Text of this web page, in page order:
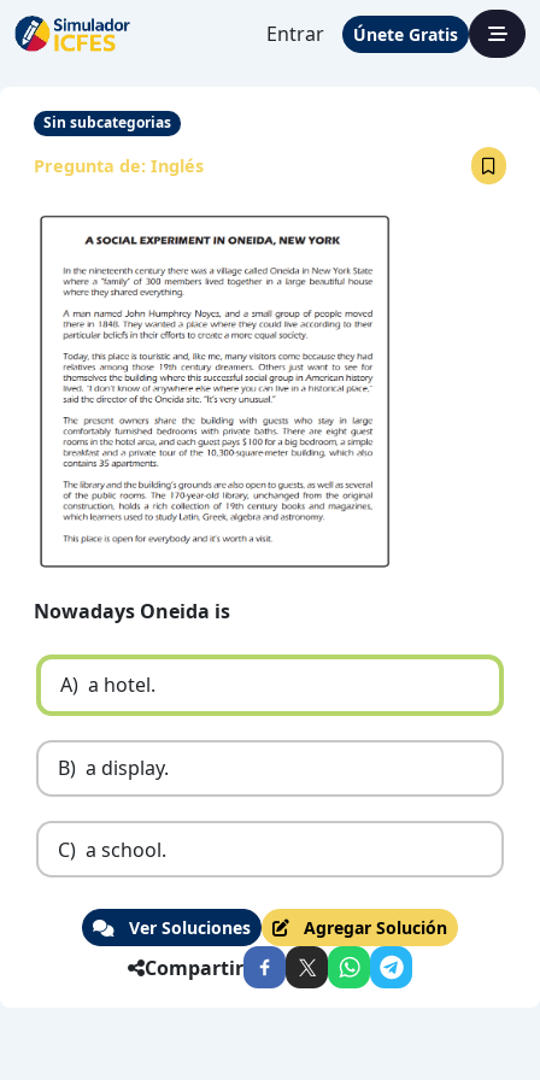
Entrar Únete Gratis
Sin subcategorias
Pregunta de: Inglés
Nowadays Oneida is
A) a hotel.
B) a display.
C) a school.
Ver Soluciones Agregar Solución
Compartir